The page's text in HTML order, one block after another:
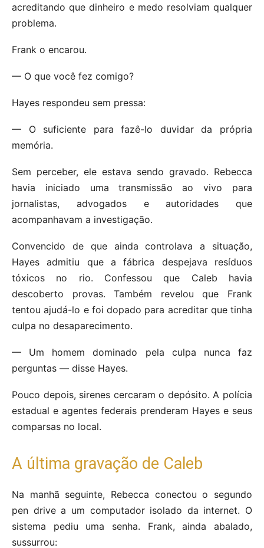
acreditando que dinheiro e medo resolviam qualquer
problema.
Frank o encarou.
— O que você fez comigo?
Hayes respondeu sem pressa:
— O suficiente para fazê-lo duvidar da própria
memória.
Sem perceber, ele estava sendo gravado. Rebecca
havia iniciado uma transmissão ao vivo para
jornalistas, advogados e autoridades que
acompanhavam a investigação.
Convencido de que ainda controlava a situação,
Hayes admitiu que a fábrica despejava resíduos
tóxicos no rio. Confessou que Caleb havia
descoberto provas. Também revelou que Frank
tentou ajudá-lo e foi dopado para acreditar que tinha
culpa no desaparecimento.
— Um homem dominado pela culpa nunca faz
perguntas — disse Hayes.
Pouco depois, sirenes cercaram o depósito. A polícia
estadual e agentes federais prenderam Hayes e seus
comparsas no local.
A última gravação de Caleb
Na manhã seguinte, Rebecca conectou o segundo
pen drive a um computador isolado da internet. O
sistema pediu uma senha. Frank, ainda abalado,
sussurrou: